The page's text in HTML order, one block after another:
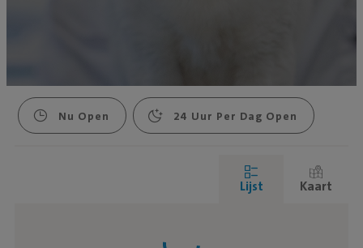
Nu Open 24 Uur Per Dag Open
Lijst Kaart